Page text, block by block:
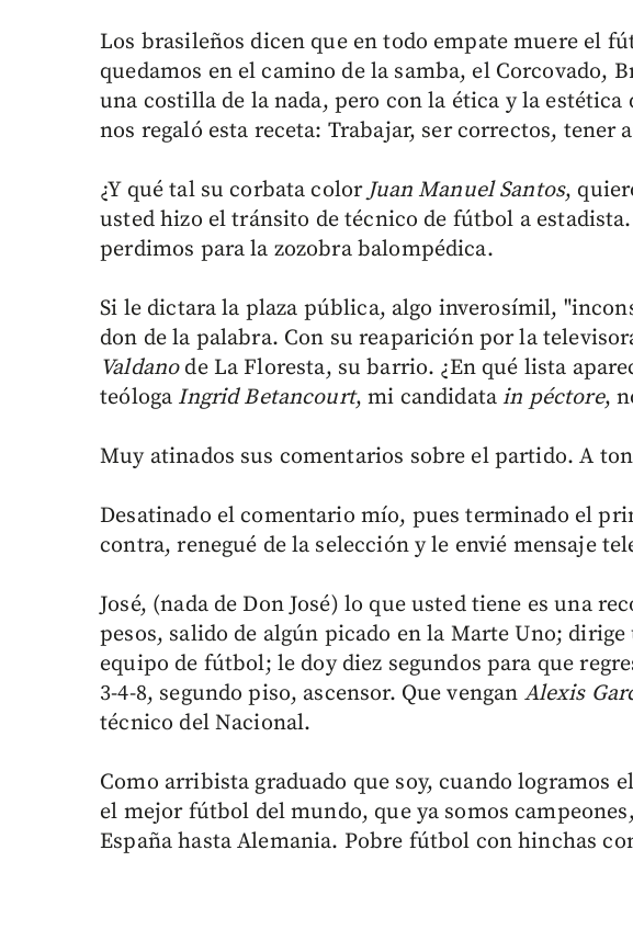
Los brasileños dicen que en todo empate muere el
quedamos en el camino de la samba, el Corcovado,
una costilla de la nada, pero con la ética y la
nos regaló esta receta: Trabajar, ser correctos, tener
¿Y qué tal su corbata colorJuan Manuel Santos,
usted hizo el tránsito de técnico de fútbol a
perdimos para la zozobra balompédica.
Si le dictara la plaza pública, algo inverosímil,
don de la palabra. Con su reaparición por la
Valdanode La Floresta, su barrio. ¿En qué lista
teóloga Ingrid Betancourt, mi candidatain péctore,
Muy atinados sus comentarios sobre el partido. A
Desatinado el comentario mío, pues terminado el
contra, renegué de la selección y le envié mensaje
José, (nada de Don José) lo que usted tiene es una
pesos, salido de algún picado en la Marte Uno;
equipo de fútbol; le doy diez segundos para que
3-4-8, segundo piso, ascensor. Que vengan Alexis
técnico del Nacional.
Como arribista graduado que soy, cuando logramos
el mejor fútbol del mundo, que ya somos
España hasta Alemania. Pobre fútbol con hinchas